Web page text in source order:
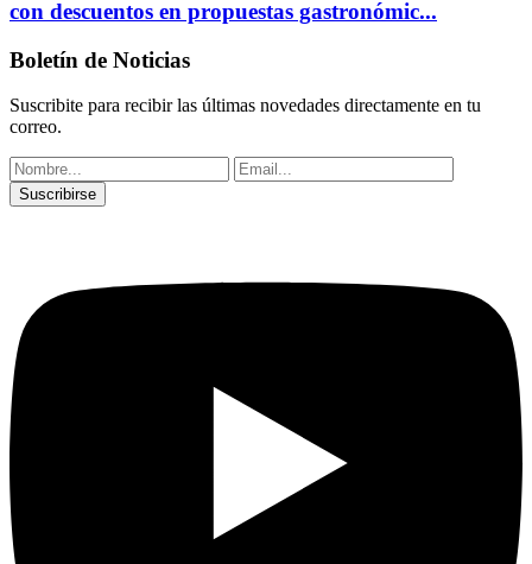
con descuentos en propuestas gastronómic...
Boletín de Noticias
Suscribite para recibir las últimas novedades directamente en tu
correo.
Suscribirse